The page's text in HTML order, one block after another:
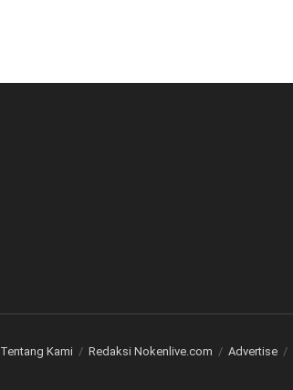
Tentang Kami Redaksi Nokenlive.com Advertise